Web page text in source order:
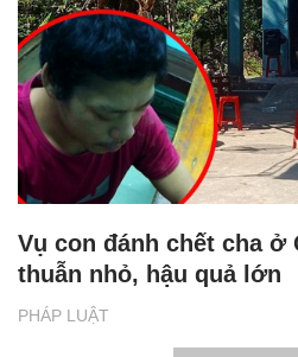
PHÁP LUẬT
Vụ con đánh chết cha ở
thuẫn nhỏ, hậu quả lớn